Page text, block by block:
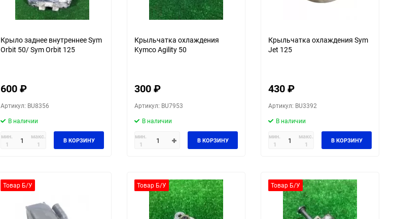
Крыло заднее внутреннее Sym
Orbit 50/ Sym Orbit 125
600₽
Артикул: BU8356
В наличии
мин.
1
макс.
1
В КОРЗИНУ
Крыльчатка охлаждения
Kymco Agility 50
300₽
Артикул: BU7953
В наличии
мин.
1
В КОРЗИНУ
Крыльчатка охлаждения Sym
Jet 125
430₽
Артикул: BU3392
В наличии
мин.
1
макс.
1
В КОРЗИНУ
Товар Б/У Товар Б/У Товар Б/У